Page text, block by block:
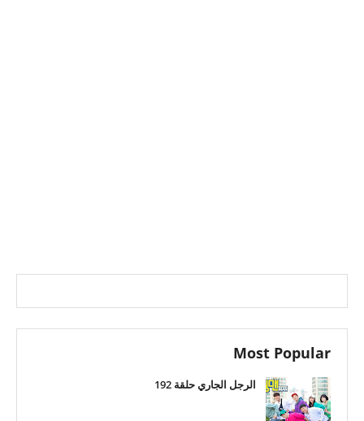
Most Popular
الرجل الجاري حلقة 192